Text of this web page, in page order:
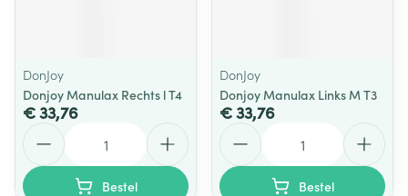
DonJoy
Donjoy Manulax Rechts l T4
€ 33,76
Bestel
DonJoy
Donjoy Manulax Links M T3
€ 33,76
Bestel